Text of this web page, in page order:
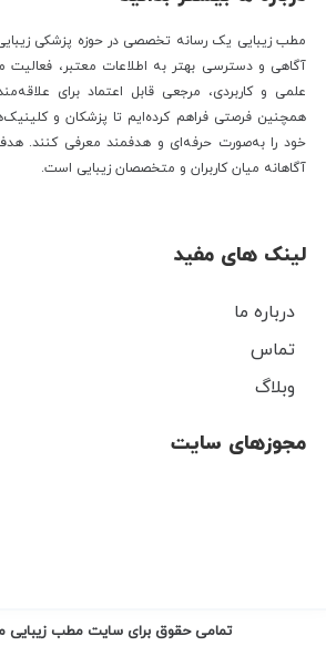
مطب زیبایی یک رسانه تخصصی در حوزه پزشکی
آگاهی و دسترسی بهتر به اطلاعات معتبر، فعالیت
علمی و کاربردی، مرجعی قابل اعتماد برای
همچنین فرصتی فراهم کرده‌ایم تا پزشکان و
خود را به‌صورت حرفه‌ای و هدفمند معرفی کنند. هدف
آگاهانه میان کاربران و متخصصان زیبایی است.
لینک های مفید
درباره ما
تماس
وبلاگ
مجوزهای سایت
تمامی حقوق برای سایت مطب